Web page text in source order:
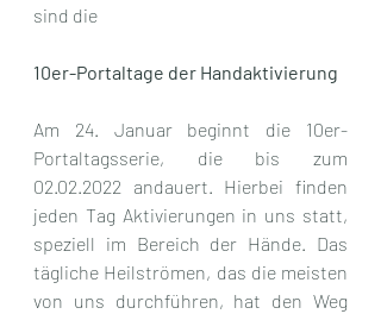
sind die
10er-Portaltage der Handaktivierung
Am 24. Januar beginnt die 10er-
Portaltagsserie, die bis zum
02.02.2022 andauert. Hierbei finden
jeden Tag Aktivierungen in uns statt,
speziell im Bereich der Hände. Das
tägliche Heilströmen, das die meisten
von uns durchführen, hat den Weg